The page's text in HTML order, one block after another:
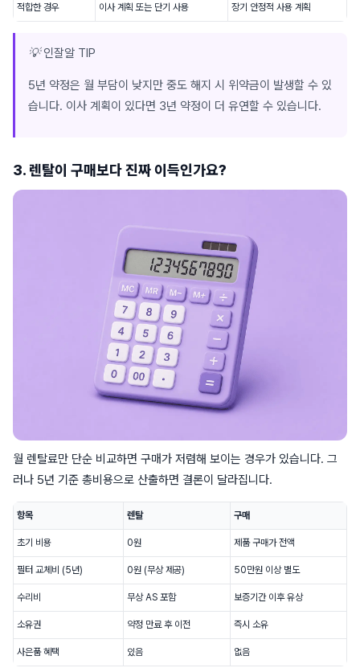
적합한 경우 이사 계획 또는 단기 사용 장기 안정적 사용 계획
💡 인잘알 TIP
5년 약정은 월 부담이 낮지만 중도 해지 시 위약금이 발생할 수 있
습니다. 이사 계획이 있다면 3년 약정이 더 유연할 수 있습니다.
3. 렌탈이 구매보다 진짜 이득인가요?
월 렌탈료만 단순 비교하면 구매가 저렴해 보이는 경우가 있습니다. 그
러나 5년 기준 총비용으로 산출하면 결론이 달라집니다.
항목 렌탈 구매
초기 비용 0원 제품 구매가 전액
필터 교체비 (5년) 0원 (무상 제공) 50만원 이상 별도
수리비 무상 AS 포함 보증기간 이후 유상
소유권 약정 만료 후 이전 즉시 소유
사은품 혜택 있음 없음